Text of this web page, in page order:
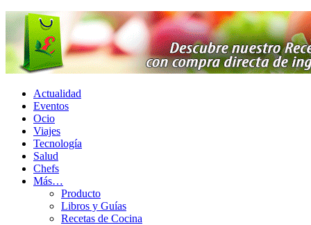
Actualidad
Eventos
Ocio
Viajes
Tecnología
Salud
Chefs
Más…
Producto
Libros y Guías
Recetas de Cocina